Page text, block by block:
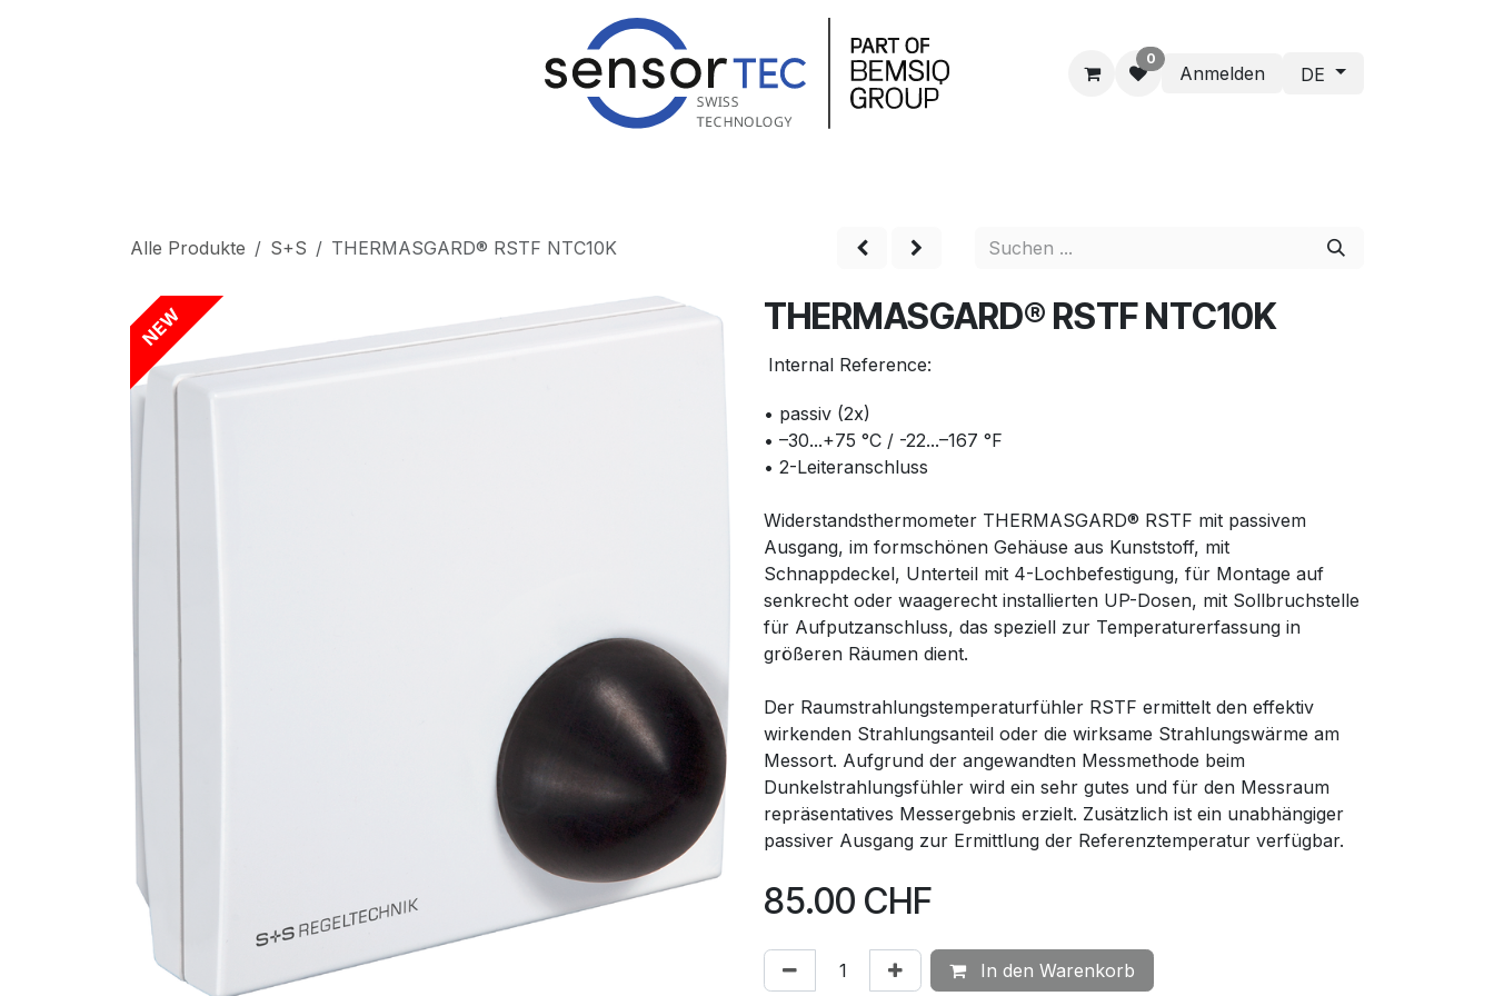
0
Anmelden DE
Alle Produkte S+S THERMASGARD® RSTF NTC10K
NEW THERMASGARD® RSTF NTC10K
Internal Reference:
• passiv (2x)
• –30...+75 °C / -22...–167 °F
• 2-Leiteranschluss
Widerstandsthermometer THERMASGARD® RSTF mit passivem
Ausgang, im formschönen Gehäuse aus Kunststoff, mit
Schnappdeckel, Unterteil mit 4-Lochbefestigung, für Montage auf
senkrecht oder waagerecht installierten UP-Dosen, mit Sollbruchstelle
für Aufputzanschluss, das speziell zur Temperaturerfassung in
größeren Räumen dient.
Der Raumstrahlungstemperaturfühler RSTF ermittelt den effektiv
wirkenden Strahlungsanteil oder die wirksame Strahlungswärme am
Messort. Aufgrund der angewandten Messmethode beim
Dunkelstrahlungsfühler wird ein sehr gutes und für den Messraum
repräsentatives Messergebnis erzielt. Zusätzlich ist ein unabhängiger
passiver Ausgang zur Ermittlung der Referenztemperatur verfügbar.
85.00 CHF
In den Warenkorb